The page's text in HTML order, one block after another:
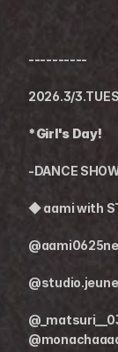
----------
2026.3/
*Girl's Day!
-DANCE
◆ aami with